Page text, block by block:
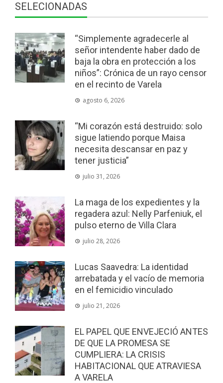
SELECIONADAS
“Simplemente agradecerle al
señor intendente haber dado de
baja la obra en protección a los
niños”: Crónica de un rayo censor
en el recinto de Varela
agosto 6, 2026
“Mi corazón está destruido: solo
sigue latiendo porque Maisa
necesita descansar en paz y
tener justicia”
julio 31, 2026
La maga de los expedientes y la
regadera azul: Nelly Parfeniuk, el
pulso eterno de Villa Clara
julio 28, 2026
Lucas Saavedra: La identidad
arrebatada y el vacío de memoria
en el femicidio vinculado
julio 21, 2026
EL PAPEL QUE ENVEJECIÓ ANTES
DE QUE LA PROMESA SE
CUMPLIERA: LA CRISIS
HABITACIONAL QUE ATRAVIESA
A VARELA